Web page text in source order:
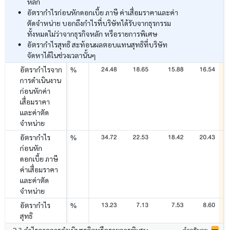
อัตรากำไรก่อนหักดอกเบี้ย ภาษี ค่าเสื่อมราคาและค่า
ตัดจำหน่าย บอกถึงกำไรที่บริษัทได้รับจากธุรกรรม
ทั้งหมดไม่ว่าจากธุรกิจหลัก หรือรายการพิเศษ
อัตรากำไรสุทธิ สะท้อนผลตอบแทนสุทธิที่บริษัท
จัดหาได้ในช่วงเวลานั้นๆ
อัตรากำไรจาก
การดำเนินงาน
ก่อนหักค่า
เสื่อมราคา
และค่าตัด
จำหน่าย
% 24.48 18.65 15.88 16.54
อัตรากำไร
ก่อนหัก
ดอกเบี้ย ภาษี
ค่าเสื่อมราคา
และค่าตัด
จำหน่าย
% 34.72 22.53 18.42 20.43
อัตรากำไร
สุทธิ
% 13.23 7.13 7.53 8.60